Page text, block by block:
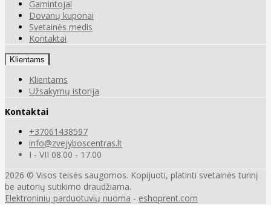
Gamintojai
Dovanų kuponai
Svetainės medis
Kontaktai
Klientams
Klientams
Užsakymų istorija
Kontaktai
+37061438597
info@zvejyboscentras.lt
I - VII 08.00 - 17.00
2026 © Visos teisės saugomos. Kopijuoti, platinti svetainės turinį
be autorių sutikimo draudžiama.
Elektroninių parduotuvių nuoma - eshoprent.com